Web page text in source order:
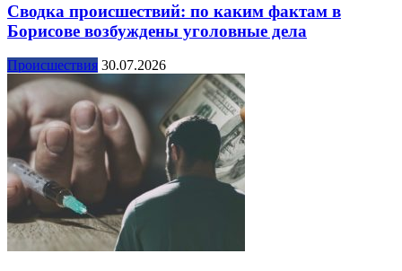
Сводка происшествий: по каким фактам в
Борисове возбуждены уголовные дела
Происшествия 30.07.2026